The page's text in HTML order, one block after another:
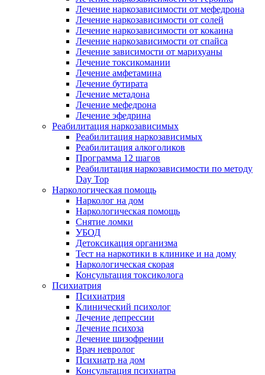
Лечение наркозависимости от мефедрона
Лечение наркозависимости от солей
Лечение наркозависимости от кокаина
Лечение наркозависимости от спайса
Лечение зависимости от марихуаны
Лечение токсикомании
Лечение амфетамина
Лечение бутирата
Лечение метадона
Лечение мефедрона
Лечение эфедрина
Реабилитация наркозависимых
Реабилитация наркозависимых
Реабилитация алкоголиков
Программа 12 шагов
Реабилитация наркозависимости по методу
Day Top
Наркологическая помощь
Нарколог на дом
Наркологическая помощь
Снятие ломки
УБОД
Детоксикация организма
Тест на наркотики в клинике и на дому
Наркологическая скорая
Консультация токсиколога
Психиатрия
Психиатрия
Клинический психолог
Лечение депрессии
Лечение психоза
Лечение шизофрении
Врач невролог
Психиатр на дом
Консультация психиатра